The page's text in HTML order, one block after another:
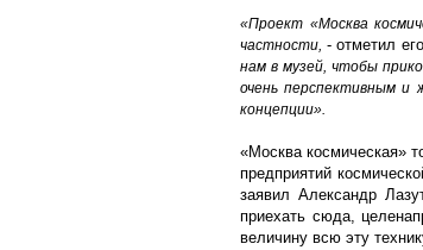
«Проект «Москва
частности, - отметил
нам в музей, чтобы
очень перспективным и
концепции».
«Москва космическая»
предприятий
заявил Александр
приехать сюда,
величину всю эту